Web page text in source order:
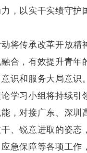
，以实干实绩守护
传承改革开放精
合，有效提升青年
识和服务大局意识
学习小组将持续引
，对接广东、深圳
、锐意进取的姿态
急保障等各项工作